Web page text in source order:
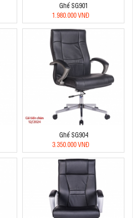
Ghế SG901
1.980.000 VNĐ
Ghế SG904
3.350.000 VNĐ